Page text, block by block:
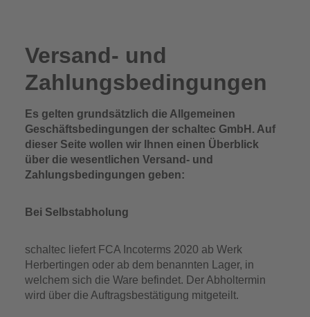
Versand- und
Zahlungsbedingungen
Es gelten grundsätzlich die Allgemeinen
Geschäftsbedingungen der schaltec GmbH. Auf
dieser Seite wollen wir Ihnen einen Überblick
über die wesentlichen Versand- und
Zahlungsbedingungen geben:
Bei Selbstabholung
schaltec liefert FCA Incoterms 2020 ab Werk
Herbertingen oder ab dem benannten Lager, in
welchem sich die Ware befindet. Der Abholtermin
wird über die Auftragsbestätigung mitgeteilt.